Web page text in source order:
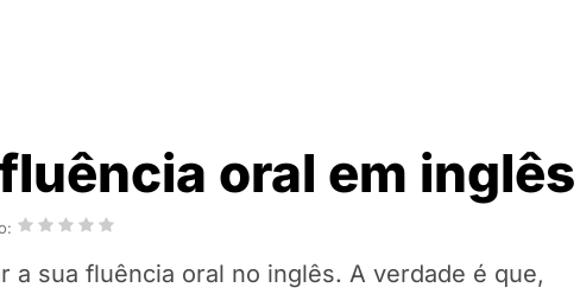
oral em inglês
sua fluência oral no inglês. A verdade é que,